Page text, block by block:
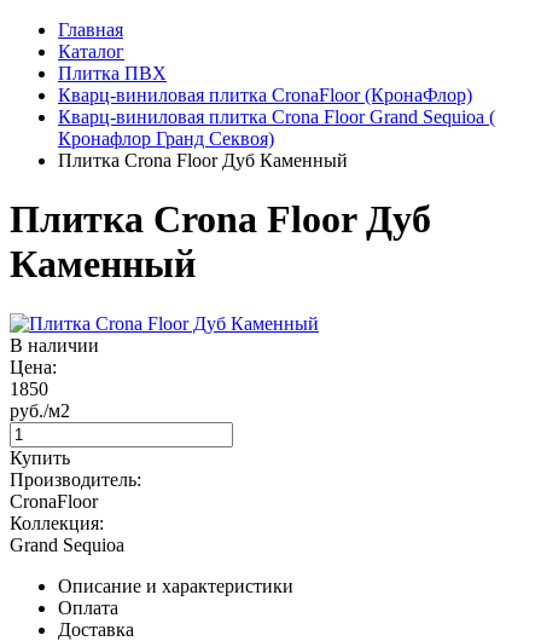
Главная
Каталог
Плитка ПВХ
Кварц-виниловая плитка CronaFloor (КронаФлор)
Кварц-виниловая плитка Crona Floor Grand Sequioa (
Кронафлор Гранд Секвоя)
Плитка Crona Floor Дуб Каменный
Плитка Crona Floor Дуб
Каменный
В наличии
Цена:
1850
руб./м2
Купить
Производитель:
CronaFloor
Коллекция:
Grand Sequioa
Описание и характеристики
Оплата
Доставка